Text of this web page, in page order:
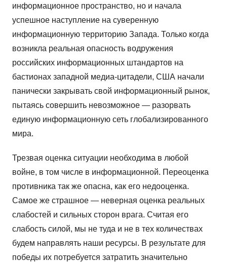
информационное пространство, но и начала
успешное наступление на суверенную
информационную территорию Запада. Только когда
возникла реальная опасность водружения
российских информационных штандартов на
бастионах западной медиа-цитадели, США начали
панически закрывать свой информационный рынок,
пытаясь совершить невозможное — разорвать
единую информационную сеть глобализированного
мира.
Трезвая оценка ситуации необходима в любой
войне, в том числе в информационной. Переоценка
противника так же опасна, как его недооценка.
Самое же страшное — неверная оценка реальных
слабостей и сильных сторон врага. Считая его
слабость силой, мы не туда и не в тех количествах
будем направлять наши ресурсы. В результате для
победы их потребуется затратить значительно